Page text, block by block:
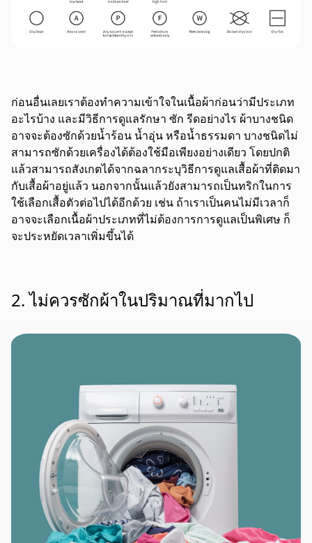
ก่อนอื่นเลยเราต้องทำความเข้าใจในเนื้อผ้าก่อนว่ามีประเภท
อะไรบ้าง และมีวิธีการดูแลรักษา ซัก รีดอย่างไร ผ้าบางชนิด
อาจจะต้องซักด้วยน้ำร้อน น้ำอุ่น หรือน้ำธรรมดา บางชนิดไม่
สามารถซักด้วยเครื่องได้ต้องใช้มือเพียงอย่างเดียว โดยปกติ
แล้วสามารถสังเกตได้จากฉลากระบุวิธีการดูแลเสื้อผ้าที่ติดมา
กับเสื้อผ้าอยู่แล้ว นอกจากนั้นแล้วยังสามารถเป็นทริกในการ
ใช้เลือกเสื้อตัวต่อไปได้อีกด้วย เช่น ถ้าเราเป็นคนไม่มีเวลาก็
อาจจะเลือกเนื้อผ้าประเภทที่ไม่ต้องการการดูแลเป็นพิเศษ ก็
จะประหยัดเวลาเพิ่มขึ้นได้
2. ไม่ควรซักผ้าในปริมาณที่มากไป